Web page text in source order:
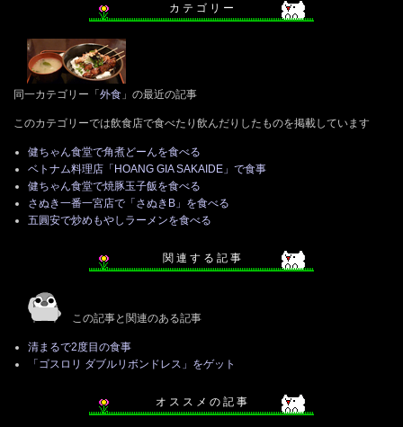
カ テ ゴ リ ー
同一カテゴリー「外食 」の最近の記事
このカテゴリーでは飲食店で食べたり飲んだりしたものを掲載しています
健ちゃん食堂で角煮どーんを食べる
ベトナム料理店「HOANG GIA SAKAIDE」で食事
健ちゃん食堂で焼豚玉子飯を食べる
さぬき一番一宮店で「さぬきB」を食べる
五圓安で炒めもやしラーメンを食べる
関 連 す る 記 事
この記事と関連のある記事
清まるで2度目の食事
「ゴスロリ ダブルリボンドレス」をゲット
オ ス ス メ の 記 事